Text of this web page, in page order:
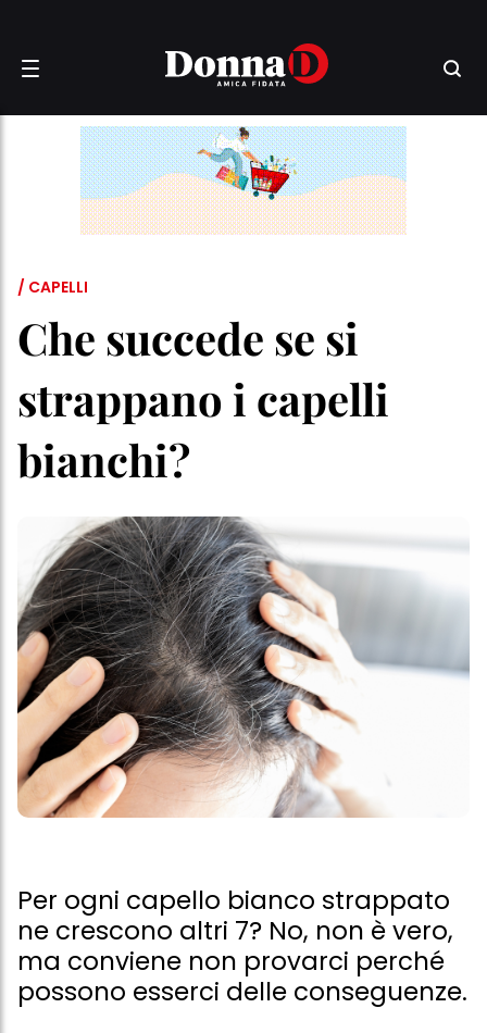
/ CAPELLI
Che succede se si
strappano i capelli
bianchi?
Per ogni capello bianco strappato
ne crescono altri 7? No, non è vero,
ma conviene non provarci perché
possono esserci delle conseguenze.